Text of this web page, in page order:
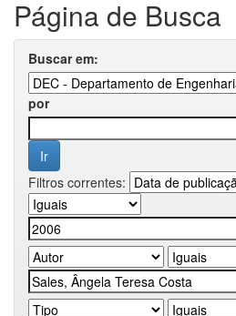
Página de Busca
Buscar em:
por
Filtros correntes: